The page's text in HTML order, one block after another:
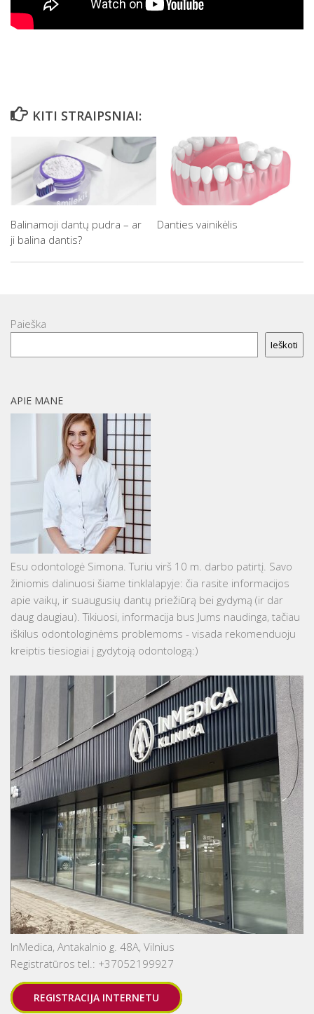
KITI STRAIPSNIAI:
Balinamoji dantų pudra – ar
ji balina dantis?
Danties vainikėlis
Paieška
Ieškoti
APIE MANE
Esu odontologė Simona. Turiu virš 10 m. darbo patirtį. Savo
žiniomis dalinuosi šiame tinklalapyje: čia rasite informacijos
apie vaikų, ir suaugusių dantų priežiūrą bei gydymą (ir dar
daug daugiau). Tikiuosi, informacija bus Jums naudinga, tačiau
iškilus odontologinėms problemoms - visada rekomenduoju
kreiptis tiesiogiai į gydytoją odontologą:)
InMedica, Antakalnio g. 48A, Vilnius
Registratūros tel.: +37052199927
REGISTRACIJA INTERNETU